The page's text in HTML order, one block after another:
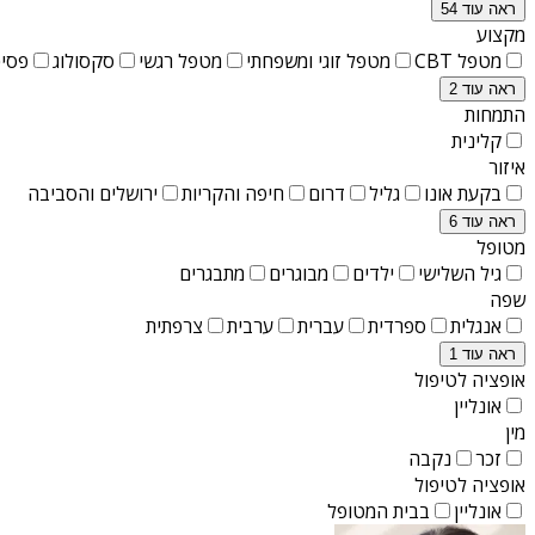
ראה עוד 54
מקצוע
מטפל CBT
מטפל זוגי ומשפחתי מטפל רגשי סקסולוג
ראה עוד 2
התמחות
קלינית
איזור
בקעת אונו
גליל דרום חיפה והקריות ירושלים והסביבה
ראה עוד 6
מטופל
גיל השלישי
ילדים מבוגרים
מתבגרים
שפה
אנגלית
ספרדית עברית ערבית צרפתית
ראה עוד 1
אופציה לטיפול
אונליין
מין
זכר
נקבה
אופציה לטיפול
אונליין
בבית המטופל